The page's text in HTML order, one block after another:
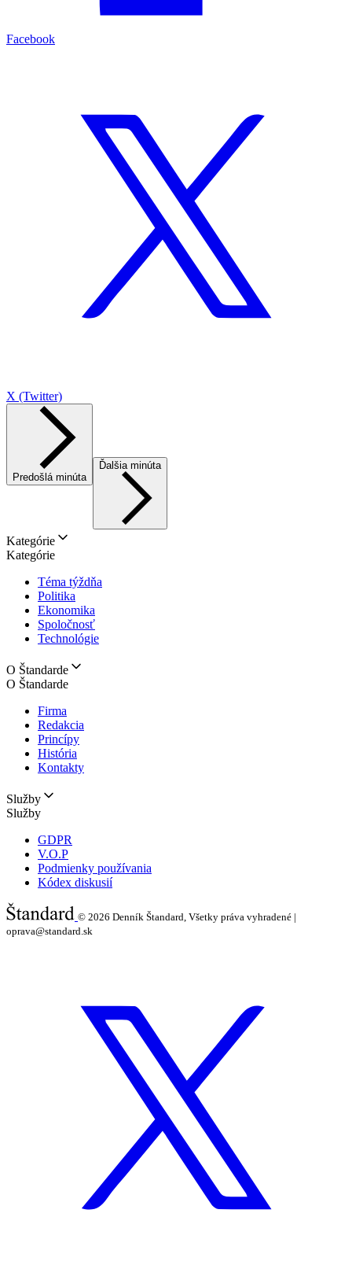
Facebook
X (Twitter)
Predošlá minúta
Ďalšia minúta
Kategórie
Kategórie
Téma týždňa
Politika
Ekonomika
Spoločnosť
Technológie
O Štandarde
O Štandarde
Firma
Redakcia
Princípy
História
Kontakty
Služby
Služby
GDPR
V.O.P
Podmienky používania
Kódex diskusií
© 2026 Denník Štandard, Všetky práva vyhradené |
oprava@standard.sk